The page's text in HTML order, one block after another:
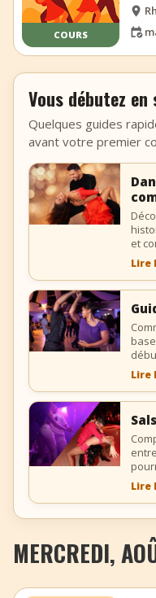
COURS
Vous débutez
Quelques guides
avant votre premier
et
Lire
Lire
Lire
MERCREDI,